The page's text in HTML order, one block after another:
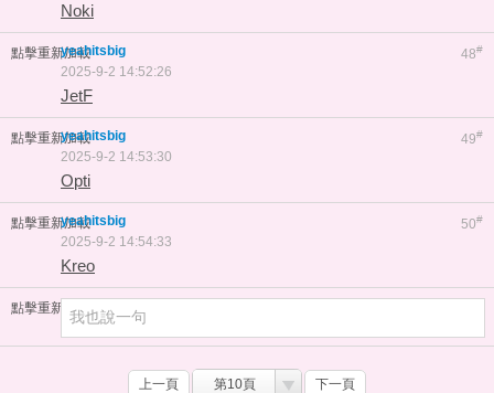
Noki
點擊重新加載 48#
yeahitsbig
2025-9-2 14:52:26
JetF
點擊重新加載 49#
yeahitsbig
2025-9-2 14:53:30
Opti
點擊重新加載 50#
yeahitsbig
2025-9-2 14:54:33
Kreo
點擊重新加載
上一頁 第10頁 下一頁